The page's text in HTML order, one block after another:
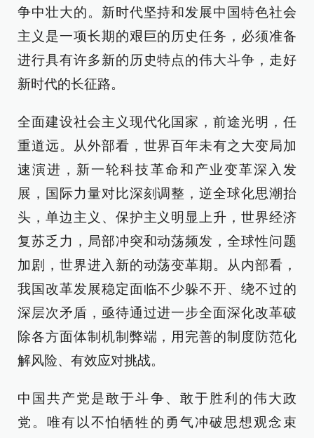
争中壮大的。新时代坚持和发展中国特色社会
主义是一项长期的艰巨的历史任务，必须准备
进行具有许多新的历史特点的伟大斗争，走好
新时代的长征路。
全面建设社会主义现代化国家，前途光明，任
重道远。从外部看，世界百年未有之大变局加
速演进，新一轮科技革命和产业变革深入发
展，国际力量对比深刻调整，逆全球化思潮抬
头，单边主义、保护主义明显上升，世界经济
复苏乏力，局部冲突和动荡频发，全球性问题
加剧，世界进入新的动荡变革期。从内部看，
我国改革发展稳定面临不少躲不开、绕不过的
深层次矛盾，亟待通过进一步全面深化改革破
除各方面体制机制弊端，用完善的制度防范化
解风险、有效应对挑战。
中国共产党是敢于斗争、敢于胜利的伟大政
党。唯有以不怕牺牲的勇气冲破思想观念束